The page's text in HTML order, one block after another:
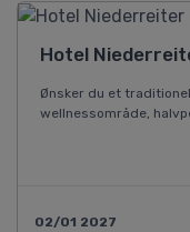
Hotel
Ønsker du et
wellnessområde,
02/01 2027